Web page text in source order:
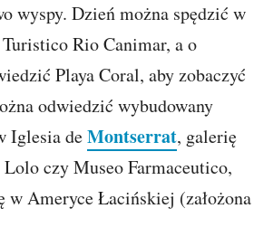
wyspy. Dzień można spędzić w
Rio Canimar, a o
Playa Coral, aby zobaczyć
odwiedzić wybudowany
Iglesia deMontserrat, galerię
czy Museo Farmaceutico,
w Ameryce Łacińskiej (założona